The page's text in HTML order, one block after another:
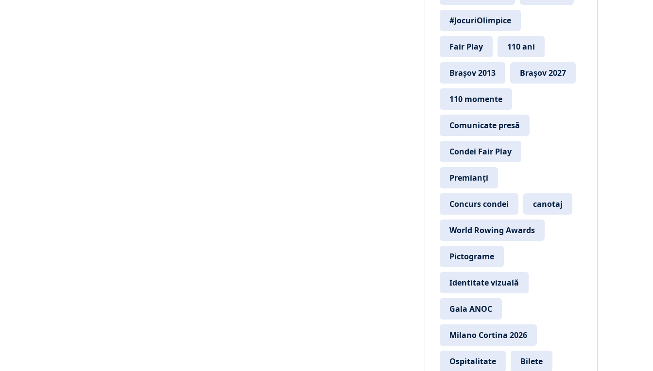
#JocuriOlimpice
Fair Play 110 ani
Brașov 2013 Brașov 2027
110 momente
Comunicate presă
Condei Fair Play
Premianți
Concurs condei canotaj
World Rowing Awards
Pictograme
Identitate vizuală
Gala ANOC
Milano Cortina 2026
Ospitalitate Bilete